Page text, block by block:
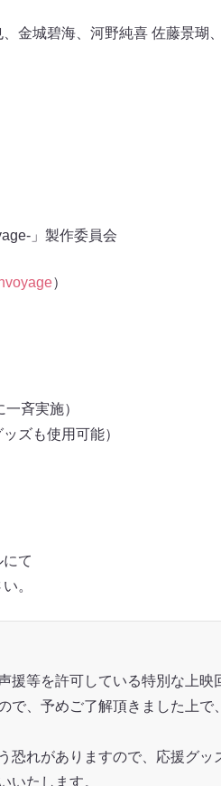
金城碧海、河野純喜 佐藤景瑚
」製作委員会
）
斉実施）
ズも使用可能）
て
。
援等を許可している特別な上
で、予めご了解頂きました上で
恐れがありますので、応援グ
いたします。